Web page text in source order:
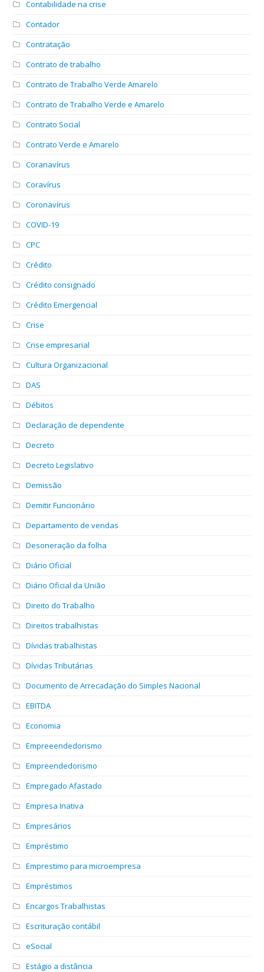
Contabilidade na crise
Contador
Contratação
Contrato de trabalho
Contrato de Trabalho Verde Amarelo
Contrato de Trabalho Verde e Amarelo
Contrato Social
Contrato Verde e Amarelo
Coranavírus
Coravírus
Coronavírus
COVID-19
CPC
Crédito
Crédito consignado
Crédito Emergencial
Crise
Crise empresarial
Cultura Organizacional
DAS
Débitos
Declaração de dependente
Decreto
Decreto Legislativo
Demissão
Demitir Funcionário
Departamento de vendas
Desoneração da folha
Diário Oficial
Diário Oficial da União
Direito do Trabalho
Direitos trabalhistas
Dívidas trabalhistas
Dívidas Tributárias
Documento de Arrecadação do Simples Nacional
EBITDA
Economia
Empreeendedorismo
Empreendedorismo
Empregado Afastado
Empresa Inativa
Empresários
Empréstimo
Emprestimo para microempresa
Empréstimos
Encargos Trabalhistas
Escrituração contábil
eSocial
Estágio a distância